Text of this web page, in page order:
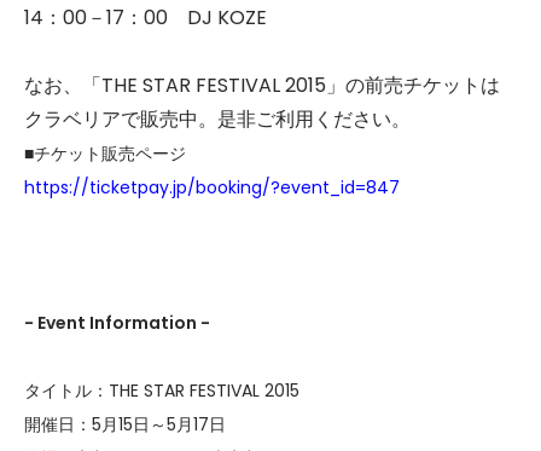
14：00－17：00 DJ KOZE
なお、「THE STAR FESTIVAL 2015」の前売チケットは
クラベリアで販売中。是非ご利用ください。
■チケット販売ページ
https://ticketpay.jp/booking/?event_id=847
- Event Information -
タイトル：THE STAR FESTIVAL 2015
開催日：5月15日～5月17日